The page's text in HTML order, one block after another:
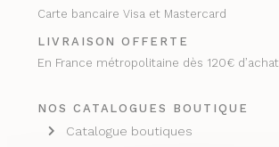
Carte bancaire Visa et Mastercard
LIVRAISON OFFERTE
En France métropolitaine dès 120€ d’achat
NOS CATALOGUES BOUTIQUE
Catalogue boutiques